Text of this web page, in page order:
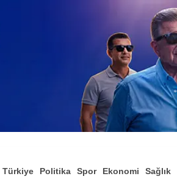
Türkiye Politika Spor Ekonomi Sağlık